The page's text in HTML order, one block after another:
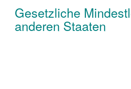
Gesetzliche
anderen Staaten